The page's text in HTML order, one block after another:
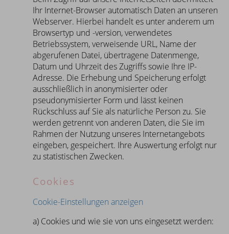
Ihr Internet-Browser automatisch Daten an unseren
Webserver. Hierbei handelt es unter anderem um
Browsertyp und -version, verwendetes
Betriebssystem, verweisende URL, Name der
abgerufenen Datei, übertragene Datenmenge,
Datum und Uhrzeit des Zugriffs sowie Ihre IP-
Adresse. Die Erhebung und Speicherung erfolgt
ausschließlich in anonymisierter oder
pseudonymisierter Form und lässt keinen
Rückschluss auf Sie als natürliche Person zu. Sie
werden getrennt von anderen Daten, die Sie im
Rahmen der Nutzung unseres Internetangebots
eingeben, gespeichert. Ihre Auswertung erfolgt nur
zu statistischen Zwecken.
Cookies
Cookie-Einstellungen anzeigen
a) Cookies und wie sie von uns eingesetzt werden: